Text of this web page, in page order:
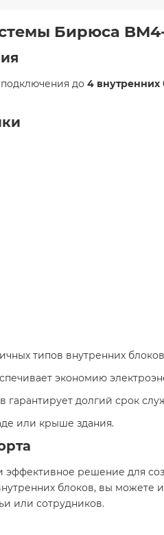
Бирюса
до 4 внутренних
типов внутренних
экономию
гарантирует долгий срок
или крыше здания.
эффективное решение для
блоков, вы можете
или сотрудников.